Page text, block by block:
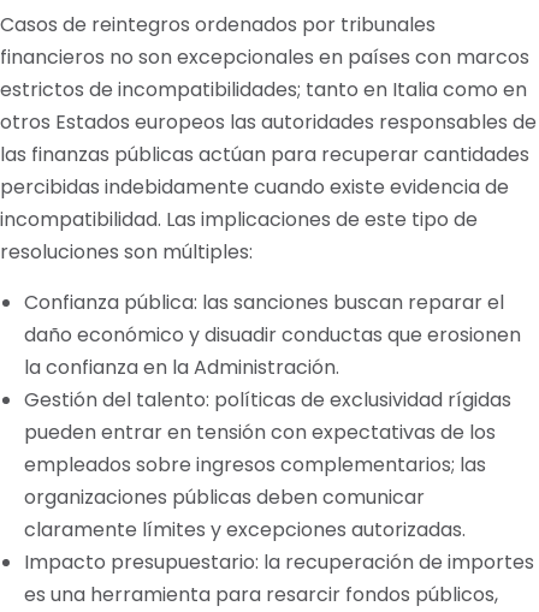
Casos de reintegros ordenados por tribunales
financieros no son excepcionales en países con marcos
estrictos de incompatibilidades; tanto en Italia como en
otros Estados europeos las autoridades responsables de
las finanzas públicas actúan para recuperar cantidades
percibidas indebidamente cuando existe evidencia de
incompatibilidad. Las implicaciones de este tipo de
resoluciones son múltiples:
Confianza pública: las sanciones buscan reparar el
daño económico y disuadir conductas que erosionen
la confianza en la Administración.
Gestión del talento: políticas de exclusividad rígidas
pueden entrar en tensión con expectativas de los
empleados sobre ingresos complementarios; las
organizaciones públicas deben comunicar
claramente límites y excepciones autorizadas.
Impacto presupuestario: la recuperación de importes
es una herramienta para resarcir fondos públicos,